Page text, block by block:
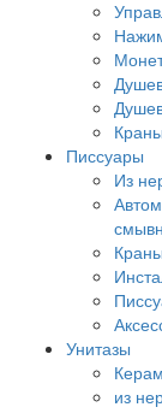
Писсуары
Из
Унитазы
из